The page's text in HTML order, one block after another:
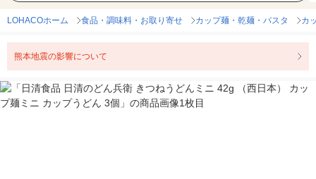
LOHACOホーム 食品・調味料・お取り寄せ カップ麺・乾麺・パスタ カ
熊本地震の影響について